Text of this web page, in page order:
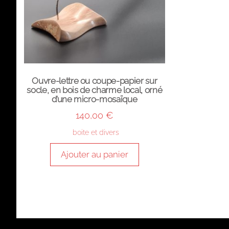
Ouvre-lettre ou coupe-papier sur
socle, en bois de charme local, orné
d’une micro-mosaïque
140,00 €
boite et divers
Ajouter au panier